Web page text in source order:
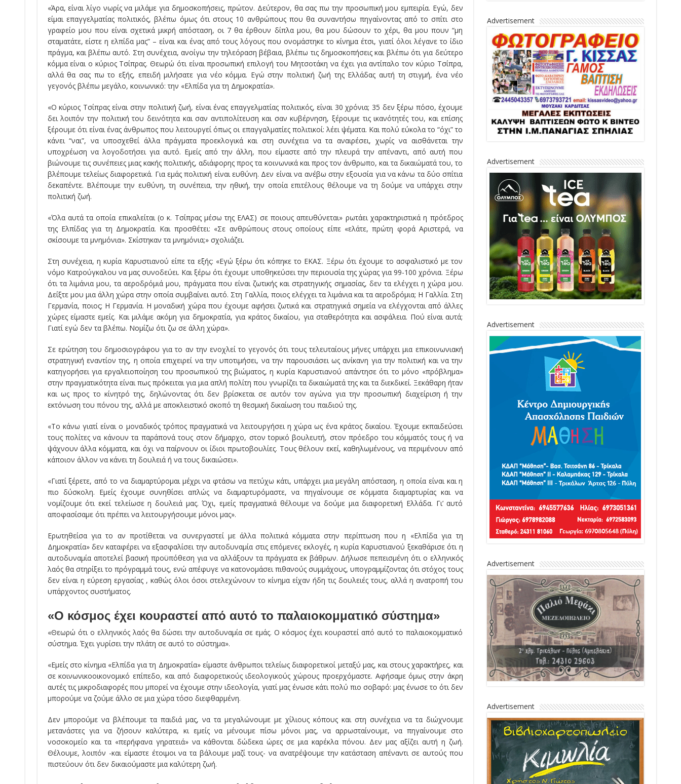
«Άρα, είναι λίγο νωρίς να μιλάμε για δημοσκοπήσεις, πρώτον. Δεύτερον, θα σας πω την προσωπική μου εμπειρία. Εγώ, δεν
είμαι επαγγελματίας πολιτικός, βλέπω όμως ότι στους 10 ανθρώπους που θα συναντήσω πηγαίνοντας από το σπίτι στο
γραφείο μου που είναι σχετικά μικρή απόσταση, οι 7 θα έρθουν δίπλα μου, θα μου δώσουν το χέρι, θα μου πουν “μη
σταματάτε, είστε η ελπίδα μας” – είναι και ένας από τους λόγους που ονομάστηκε το κίνημα έτσι, γιατί όλοι λέγανε το ίδιο
πράγμα, και βλέπω αυτό. Στη συνέχεια, ανοίγω την τηλεόραση βέβαια, βλέπω τις δημοσκοπήσεις και βλέπω ότι για δεύτερο
κόμμα είναι ο κύριος Τσίπρας. Θεωρώ ότι είναι προσωπική επιλογή του Μητσοτάκη να έχει για αντίπαλο τον κύριο Τσίπρα,
αλλά θα σας πω το εξής, επειδή μιλήσατε για νέο κόμμα. Εγώ στην πολιτική ζωή της Ελλάδας αυτή τη στιγμή, ένα νέο
γεγονός βλέπω μεγάλο, κοινωνικό: την «Ελπίδα για τη Δημοκρατία».
«Ο κύριος Τσίπρας είναι στην πολιτική ζωή, είναι ένας επαγγελματίας πολιτικός, είναι 30 χρόνια; 35 δεν ξέρω πόσο, έχουμε
δει λοιπόν την πολιτική του δεινότητα και σαν αντιπολίτευση και σαν κυβέρνηση, ξέρουμε τις ικανότητές του, και επίσης
ξέρουμε ότι είναι ένας άνθρωπος που λειτουργεί όπως οι επαγγαλματίες πολιτικοί: λέει ψέματα. Και πολύ εύκολα το “όχι” το
κάνει “ναι”, να υποσχεθεί άλλα πράγματα προεκλογικά και στη συνέχεια να τα αναιρέσει, χωρίς να αισθάνεται την
υποχρέωση να λογοδοτήσει για αυτό. Εμείς από την άλλη, που είμαστε από την πλευρά την απέναντι, από αυτή που
βιώνουμε τις συνέπειες μιας κακής πολιτικής, αδιάφορης προς τα κοινωνικά και προς τον άνθρωπο, και τα δικαιώματά του, το
βλέπουμε τελείως διαφορετικά. Για εμάς πολιτική είναι ευθύνη. Δεν είναι να ανέβω στην εξουσία για να κάνω τα δύο σπίτια
δεκαπέντε. Βλέπουμε την ευθύνη, τη συνέπεια, την ηθική, την οποία επιτέλους θέλουμε να τη δούμε να υπάρχει στην
πολιτική ζωή.
«Όλα αυτά τα οποία επικαλείται (ο κ. Τσίπρας μέσω της ΕΛΑΣ) σε ποιους απευθύνεται» ρωτάει χαρακτηριστικά η πρόεδρος
της Ελπίδας για τη Δημοκρατία. Και προσθέτει: «Σε ανθρώπους στους οποίους είπε «ελάτε, πρώτη φορά Αριστερά, να
σκίσουμε τα μνημόνια». Σκίστηκαν τα μνημόνια;» σχολιάζει.
Στη συνέχεια, η κυρία Καρυστιανού είπε τα εξής: «Εγώ ξέρω ότι κόπηκε το ΕΚΑΣ. Ξέρω ότι έχουμε το ασφαλιστικό με τον
νόμο Κατρούγκαλου να μας συνοδεύει. Και ξέρω ότι έχουμε υποθηκεύσει την περιουσία της χώρας για 99-100 χρόνια. Ξέρω
ότι τα λιμάνια μου, τα αεροδρόμιά μου, πράγματα που είναι ζωτικής και στρατηγικής σημασίας, δεν τα ελέγχει η χώρα μου.
Δείξτε μου μια άλλη χώρα στην οποία συμβαίνει αυτό. Στη Γαλλία, ποιος ελέγχει τα λιμάνια και τα αεροδρόμια; Η Γαλλία. Στη
Γερμανία, ποιος; Η Γερμανία. Η μοναδική χώρα που έχουμε αφήσει ζωτικά και στρατηγικά σημεία να ελέγχονται από άλλες
χώρες είμαστε εμείς. Και μιλάμε ακόμη για δημοκρατία, για κράτος δικαίου, για σταθερότητα και ασφάλεια. Πού είναι αυτά;
Γιατί εγώ δεν τα βλέπω. Νομίζω ότι ζω σε άλλη χώρα».
Σε ερώτηση του δημοσιογράφου για το αν την ενοχλεί το γεγονός ότι τους τελευταίους μήνες υπάρχει μια επικοινωνιακή
στρατηγική εναντίον της, η οποία επιχειρεί να την υποτιμήσει, να την παρουσιάσει ως ανίκανη για την πολιτική και να την
κατηγορήσει για εργαλειοποίηση του προσωπικού της βιώματος, η κυρία Καρυστιανού απάντησε ότι το μόνο «πρόβλημα»
στην πραγματικότητα είναι πως πρόκειται για μια απλή πολίτη που γνωρίζει τα δικαιώματά της και τα διεκδικεί. Ξεκάθαρη ήταν
και ως προς το κίνητρό της, δηλώνοντας ότι δεν βρίσκεται σε αυτόν τον αγώνα για την προσωπική διαχείριση ή την
εκτόνωση του πόνου της, αλλά με αποκλειστικό σκοπό τη θεσμική δικαίωση του παιδιού της.
«Το κάνω γιατί είναι ο μοναδικός τρόπος πραγματικά να λειτουργήσει η χώρα ως ένα κράτος δικαίου. Έχουμε εκπαιδεύσει
τους πολίτες να κάνουν τα παράπονά τους στον δήμαρχο, στον topικό βουλευτή, στον πρόεδρο του κόμματός τους ή να
ψάχνουν άλλα κόμματα, και όχι να παίρνουν οι ίδιοι πρωτοβουλίες. Τους θέλουν εκεί, καθηλωμένους, να περιμένουν από
κάποιον άλλον να κάνει τη δουλειά ή να τους δικαιώσει».
«Γιατί ξέρετε, από το να διαμαρτύρομαι μέχρι να φτάσω να πετύχω κάτι, υπάρχει μια μεγάλη απόσταση, η οποία είναι και η
πιο δύσκολη. Εμείς έχουμε συνηθίσει απλώς να διαμαρτυρόμαστε, να πηγαίνουμε σε κόμματα διαμαρτυρίας και να
νομίζουμε ότι εκεί τελείωσε η δουλειά μας. Όχι, εμείς πραγματικά θέλουμε να δούμε μια διαφορετική Ελλάδα. Γι’ αυτό
αποφασίσαμε ότι πρέπει να λειτουργήσουμε μόνοι μας».
Ερωτηθείσα για το αν προτίθεται να συνεργαστεί με άλλα πολιτικά κόμματα στην περίπτωση που η «Ελπίδα για τη
Δημοκρατία» δεν καταφέρει να εξασφαλίσει την αυτοδυναμία στις επόμενες εκλογές, η κυρία Καρυστιανού ξεκαθάρισε ότι η
αυτοδυναμία αποτελεί βασική προϋπόθεση για να αλλάξουν τα πράγματα εκ βάθρων. Δήλωσε πεπεισμένη ότι ο ελληνικός
λαός θα στηρίξει το πρόγραμμά τους, ενώ απέφυγε να κατονομάσει πιθανούς συμμάχους, υπογραμμίζοντας ότι στόχος τους
δεν είναι η εύρεση εργασίας , καθώς όλοι όσοι στελεχώνουν το κίνημα είχαν ήδη τις δουλειές τους, αλλά η ανατροπή του
υπάρχοντος συστήματος.
«Ο κόσμος έχει κουραστεί από αυτό το παλαιοκομματικό σύστημα»
«Θεωρώ ότι ο ελληνικός λαός θα δώσει την αυτοδυναμία σε εμάς. Ο κόσμος έχει κουραστεί από αυτό το παλαιοκομματικό
σύστημα. Έχει γυρίσει την πλάτη σε αυτό το σύστημα».
«Εμείς στο κίνημα «Ελπίδα για τη Δημοκρατία» είμαστε άνθρωποι τελείως διαφορετικοί μεταξύ μας, και στους χαρακτήρες, και
σε κοινωνικοοικονομικό επίπεδο, και από διαφορετικούς ιδεολογικούς χώρους προερχόμαστε. Αφήσαμε όμως στην άκρη
αυτές τις μικροδιαφορές που μπορεί να έχουμε στην ιδεολογία, γιατί μας ένωσε κάτι πολύ πιο σοβαρό: μας ένωσε το ότι δεν
μπορούμε να ζούμε άλλο σε μια χώρα τόσο διεφθαρμένη.
Δεν μπορούμε να βλέπουμε τα παιδιά μας, να τα μεγαλώνουμε με χίλιους κόπους και στη συνέχεια να τα διώχνουμε
μετανάστες για να ζήσουν καλύτερα, κι εμείς να μένουμε πίσω μόνοι μας, να αρρωσταίνουμε, να πηγαίνουμε στο
νοσοκομείο και τα «περήφανα γηρατειά» να κάθονται δώδεκα ώρες σε μια καρέκλα πόνου. Δεν μας αξίζει αυτή η ζωή.
Θέλουμε, λοιπόν -και είμαστε έτοιμοι να τα βάλουμε μαζί τους- να ανατρέψουμε την κατάσταση απέναντι σε αυτούς που
πιστεύουν ότι δεν δικαιούμαστε μια καλύτερη ζωή.
Advertisement
Advertisement
Advertisement
Advertisement
Advertisement